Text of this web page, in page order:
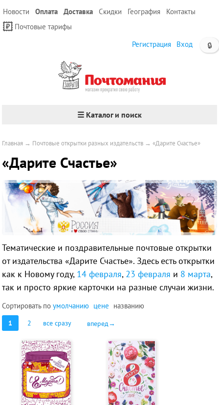
Новости Оплата Доставка Скидки География
Контакты
Почтовые тарифы
🔒
Регистрация Вход
☰ Каталог и поиск
Главная → Почтовые открытки разных издательств →«Дарите Счастье»
«Дарите Счастье»
Тематические и поздравительные почтовые открытки
от издательства «Дарите Счастье». Здесь есть открытки
как к Новому году, 14 февраля, 23 февраля и 8 марта,
так и просто яркие карточки на разные случаи жизни.
Сортировать поумолчанию цене названию
1 2 все сразу вперед→